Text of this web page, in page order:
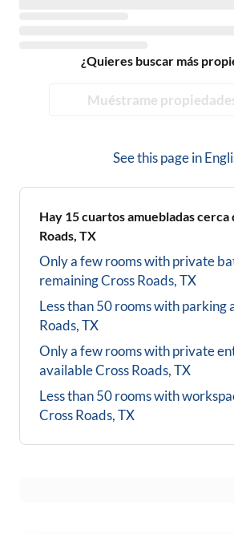
¿Quieres buscar más
Muéstrame
See this page in
Hay 15cuartos amuebladas cerca
Roads, TX
Only a few rooms with private
remainingCross Roads, TX
Less than 50 rooms with parking
Roads, TX
Only a few rooms with private
availableCross Roads, TX
Less than 50 rooms with
Cross Roads, TX